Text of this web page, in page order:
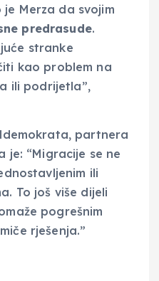
Merza da svojim
predrasude.
stranke
kao problem na
ili podrijetla”,
partnera
je: “Migracije se ne
ili
To još više dijeli
pogrešnim
rješenja.”